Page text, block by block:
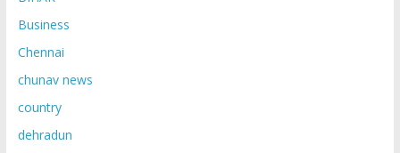
Business
Chennai
chunav news
country
dehradun